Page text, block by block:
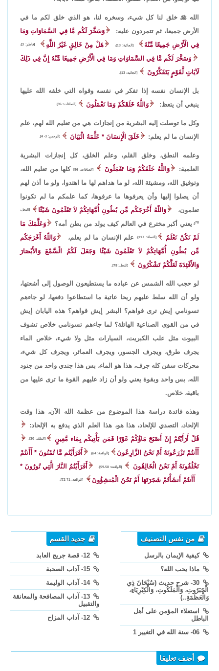
اللهخلق لنا كل شيء، وسخره لنا، هو الذي خلق لكم ما في
الأرض جميعا، ثم تتمردون عليه:
وَسَخَّرَ لَكُم مَّا فِي السَّمَاوَاتِ وَمَا
فِي الْأَرْضِ جَمِيعًا مِّنْهُ
[الجاثية: 13]، هَلْ مِنْ خَالِقٍ غَيْرُ اللَّهِ [فاطر: 3]،
وَسَخَّرَ لَكُم مَّا فِي السَّمَاوَاتِ وَمَا فِي الْأَرْضِ جَمِيعًا مِّنْهُ إِنَّ فِي ذَلِكَ
لَآيَاتٍ لَّقَوْمٍ يَتَفَكَّرُونَ
[الجاثية: 13].
بل الإنسان نفسه إذا تفكر في نفسه وقواه التي خلقه الله عليها
ينبغي أن يتعظ:
وَاللَّهُ خَلَقَكُمْ وَمَا تَعْمَلُونَ [الصافات: 96].
وكل ما توصلت إليه البشرية من إنجازات هي من تعليم الله لهم، علم
الإنسان ما لم يعلم:
خَلَقَ الْإِنسَانَ * عَلَّمَهُ الْبَيَانَ [الرحمن: 3- 4].
وعلمه النطق، وخلق القلم، وعلم الخلق، كل إنجازات البشرية
العلمية:
وَاللَّهُ خَلَقَكُمْ وَمَا تَعْمَلُونَ [الصافات: 96]
كلها من تعليم الله،
وتوفيق الله، ومشيئة الله، لو ما هداهم لها ما اهتدوا، ولو ما أذن لهم
أن يصلوا إليها وأن يعرفوها ما عرفوها، كما علمكم ما لم تكونوا
تعلمون،
وَاللّهُ أَخْرَجَكُم مِّن بُطُونِ أُمَّهَاتِكُمْ لاَ تَعْلَمُونَ شَيْئًا [النحل:
78]، يعني أكبر مخترع في العالم كيف يولد من بطن أمه؟
وَعَلَّمَكَ مَا
لَمْ تَكُنْ تَعْلَمُ
[النساء: 113]، علم الإنسان ما لم يعلم،
وَاللّهُ أَخْرَجَكُم
مِّن بُطُونِ أُمَّهَاتِكُمْ لاَ تَعْلَمُونَ شَيْئًا وَجَعَلَ لَكُمُ الْسَّمْعَ وَالأَبْصَارَ
وَالأَفْئِدَةَ لَعَلَّكُمْ تَشْكُرُونَ
[النحل: 78].
لو حجب الله الشمس عن عباده ما يستطيعون الوصول إلى أشعتها،
ولو أن الله سلط عليهم ريحا عاتية ما استطاعوا دفعها، لو جاءهم
تسونامي إيش ترى قواهم؟ البشر إيش قواهم؟ هذه اليابان إيش
في من القوى الصناعية الهائلة؟ لما جاءهم تسونامي خلاص تشوف
البيوت مثل علب الكبريت، السيارات مثل ولا شيء، خلاص الماء
يجرف طرق، ويجرف الجسور، ويجرف العمائر، ويجرف كل شيء،
محركات سفن كله جرف، هذا هو الماء، بس هذا جندي واحد من جنود
الله، بس واحد وبقوة يعني ولو أن زاد عليهم القوة ما ترى عليها من
باقية، خلاص.
وهذه فائدة دراسة هذا الموضوع من عظمة الله الآن، هذا وقت
الإلحاد، التصدي للإلحاد، هذا هو، هذا العلم الذي يدفع به الإلحاد:
قُلْ أَرَأَيْتُمْ إِنْ أَصْبَحَ مَاؤُكُمْ غَوْرًا فَمَن يَأْتِيكُم بِمَاء مَّعِينٍ
[الملك: 30]،
أَأَنتُمْ تَزْرَعُونَهُ أَمْ نَحْنُ الزَّارِعُونَ [الواقعة: 64]،
أَفَرَأَيْتُم مَّا تُمْنُونَ * أَأَنتُمْ
تَخْلُقُونَهُ أَمْ نَحْنُ الْخَالِقُونَ
[الواقعة: 58-59]،
أَفَرَأَيْتُمُ النَّارَ الَّتِي تُورُونَ *
أَأَنتُمْ أَنشَأْتُمْ شَجَرَتَهَا أَمْ نَحْنُ الْمُنشِؤُونَ
[الواقعة: 71-72].
من نفس التصنيف
كيفية الإيمان بالرسل
ماذا يحب الله؟
30- شرح حديث (سُبْحَانَ ذِي
الْجَبَرُوتِ، وَالْمَلَكُوتِ، وَالْكِبْرِيَاءِ،
وَالْعَظَمَةِ..)
استعلاء المؤمن على أهل
الباطل
جديد القسم
14- آداب الوليمة
13- آداب المصافحة والمعانقة
والتقبيل
أضف تعليقا